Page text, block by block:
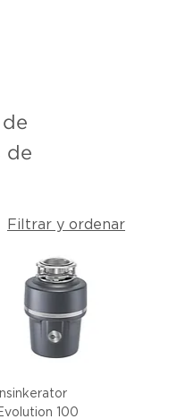
de
de
Filtrar y ordenar
Insinkerator
100